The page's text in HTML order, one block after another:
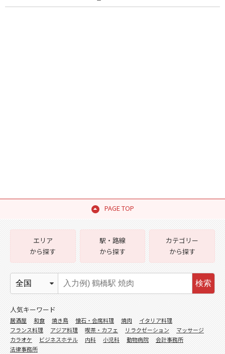
PAGE TOP
エリア
から探す
駅・路線
から探す
カテゴリー
から探す
検索
人気キーワード
居酒屋 和食 焼き鳥 懐石・会席料理 焼肉
イタリア料理
フランス料理
アジア料理 喫茶・カフェ リラクゼーション
マッサージ
カラオケ
ビジネスホテル 内科 小児科 動物病院
会計事務所
法律事務所